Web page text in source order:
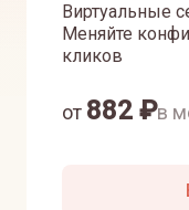
Виртуальные
Меняйте
кликов
от 882 ₽в